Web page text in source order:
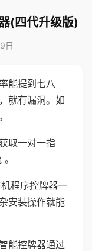
(四代升级版)
日
能提到七八
就有漏洞。如
取一对一指
程序控牌器一
安装操作就能
能控牌器通过